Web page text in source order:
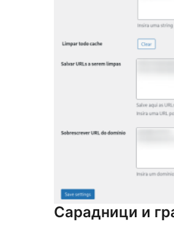
Сарадници и